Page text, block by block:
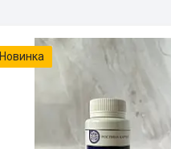
Новинка